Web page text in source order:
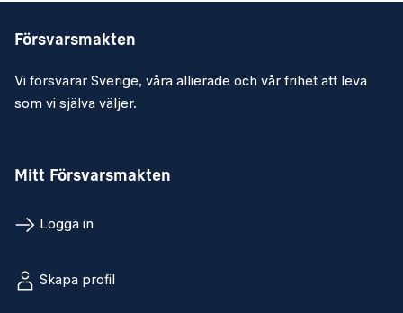
Försvarsmakten
Vi försvarar Sverige, våra allierade och vår frihet att leva
som vi själva väljer.
Mitt Försvarsmakten
Logga in
Skapa profil